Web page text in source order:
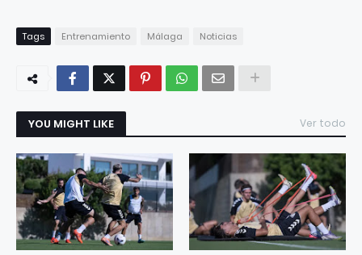
Tags Entrenamiento Málaga Noticias
YOU MIGHT LIKE Ver todo